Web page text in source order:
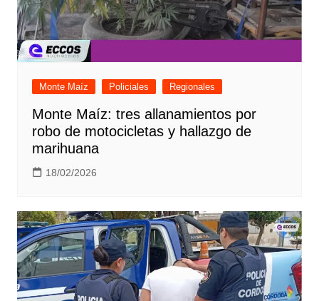
Monte Maíz Policiales Regionales
Monte Maíz: tres allanamientos por
robo de motocicletas y hallazgo de
marihuana
18/02/2026